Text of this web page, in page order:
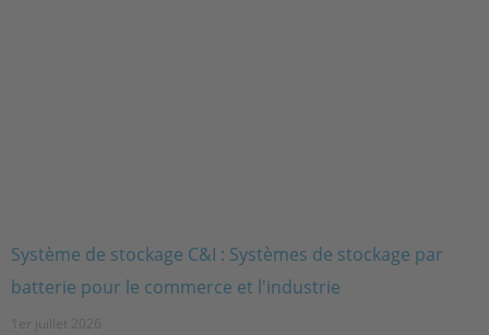
Système de stockage C&I : Systèmes de stockage par
batterie pour le commerce et l'industrie
1er juillet 2026